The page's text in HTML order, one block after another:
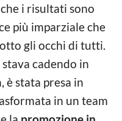
i risultati sono
più imparziale che
gli occhi di tutti.
cadendo in
è stata presa in
in un team